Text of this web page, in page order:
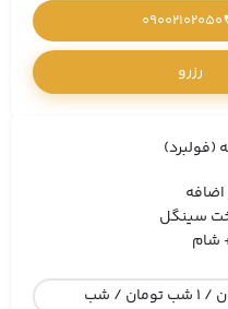
09002102050
رزرو
شام